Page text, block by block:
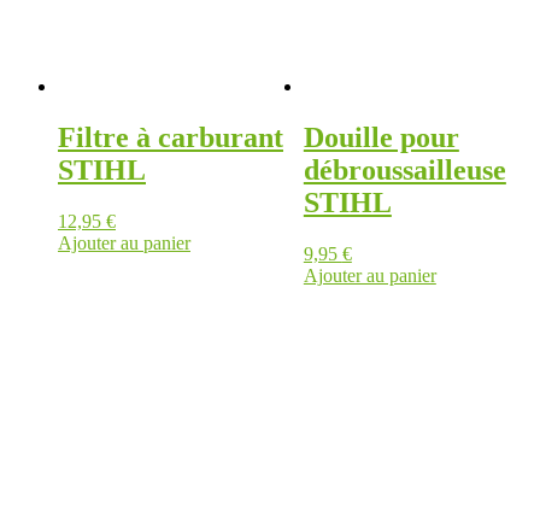
Filtre à carburant
STIHL
12,95 €
Ajouter au panier
Douille pour
débroussailleuse
STIHL
9,95 €
Ajouter au panier